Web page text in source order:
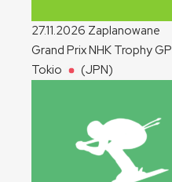
27.11.2026 Zaplanowane
Grand Prix NHK TrophyGP
Tokio
(JPN)